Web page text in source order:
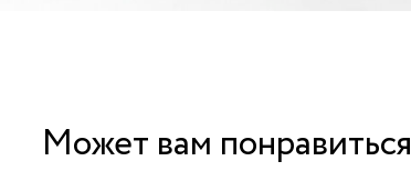
Может вам понравиться